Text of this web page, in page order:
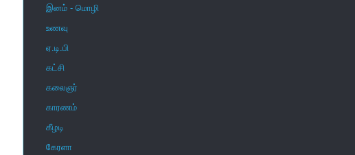
இனம் - மொழி
உணவு
ஏ.டி.பி
கட்சி
கலைஞர்
காரணம்
கீழடி
கேரளா